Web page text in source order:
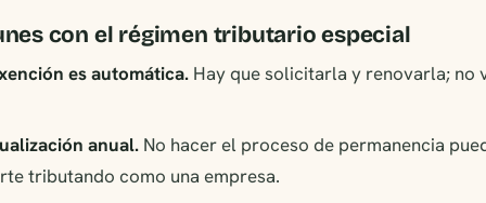
con el régimen tributario especial
es automática. Hay que solicitarla y renovarla; no
anual. No hacer el proceso de permanencia
tributando como una empresa.